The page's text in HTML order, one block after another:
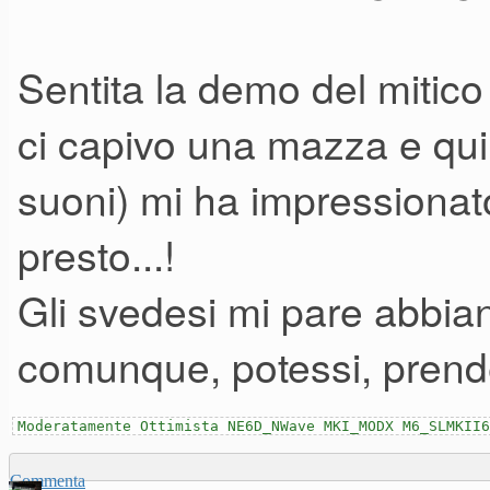
Sentita la demo del
ci capivo una mazza e
suoni) mi ha
presto...!
Gli svedesi mi pare
comunque, potessi,
Moderatamente Ottimista NE6D_NWave MKI_MODX
Commenta